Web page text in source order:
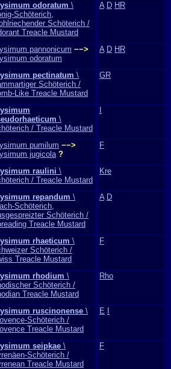
odoratum \
Schöterich,
Schöterich /
Treacle Mustard
A D HR
pannonicum −−>
odoratum
A D HR
pectinatum \
Schöterich /
Like Treacle Mustard
GR
\
/ Treacle Mustard
pumilum −−>
jugicola ?
F
raulini \
/ Treacle Mustard
Kre
repandum \
Schöterich,
Schöterich /
Treacle Mustard
A D
rhaeticum \
Schöterich /
Treacle Mustard
F
rhodium \
Schöterich /
Treacle Mustard
Rho
ruscinonense \
Schöterich /
Treacle Mustard
E
seipkae \
Schöterich /
Treacle Mustard
F